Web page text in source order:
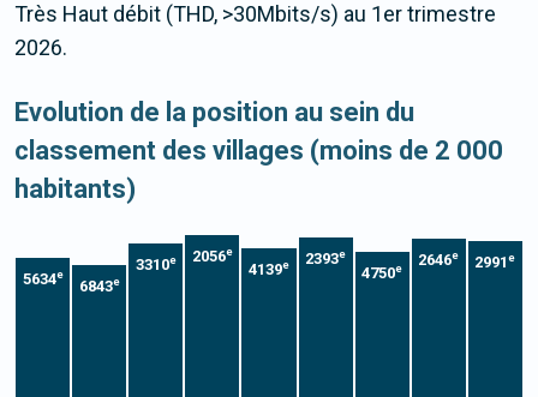
Très Haut débit (THD, >30Mbits/s) au 1er trimestre
2026.
Evolution de la position au sein du
classement des villages (moins de 2 000
habitants)
5634e
6843e
3310e 2056e
4139e 2393e
4750e 2646e 2991e